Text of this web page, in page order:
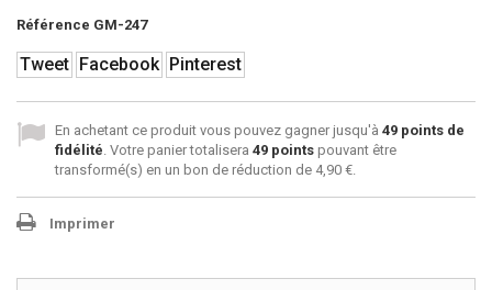
Référence GM-247
Tweet Facebook Pinterest
En achetant ce produit vous pouvez gagner jusqu'à 49 points de
fidélité. Votre panier totalisera 49 points pouvant être
transformé(s) en un bon de réduction de 4,90 €.
Imprimer